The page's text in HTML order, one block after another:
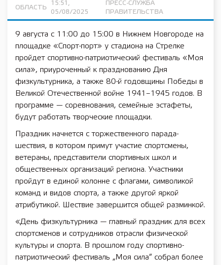
ОБЛАСТЬ
15:51,
05/08/2025
ПРЕСС-СЛУЖБА
ПРАВИТЕЛЬСТВА
9 августа с 11:00 до 15:00 в Нижнем Новгороде на
площадке «Спорт-порт» у стадиона на Стрелке
пройдет спортивно-патриотический фестиваль «Моя
сила», приуроченный к празднованию Дня
физкультурника, а также 80-й годовщины Победы в
Великой Отечественной войне 1941–1945 годов. В
программе — соревнования, семейные эстафеты,
будут работать творческие площадки.
Праздник начнется с торжественного парада-
шествия, в котором примут участие спортсмены,
ветераны, представители спортивных школ и
общественных организаций региона. Участники
пройдут в единой колонне с флагами, символикой
команд и видов спорта, а также другой яркой
атрибутикой. Шествие завершится общей разминкой.
«День физкультурника — главный праздник для всех
спортсменов и сотрудников отрасли физической
культуры и спорта. В прошлом году спортивно-
патриотический фестиваль „Моя сила“ собрал более